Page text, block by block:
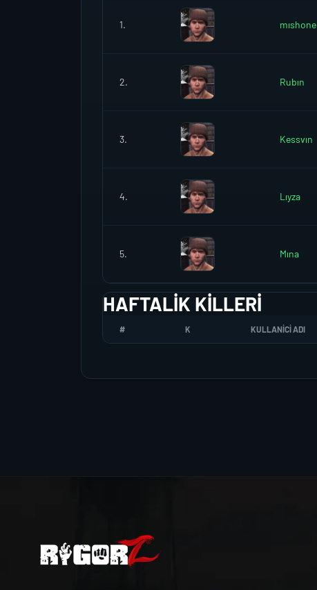
1. mıshone
2. Rubın
3. Kessvın
4. Lıyza
5. Mına
HAFTALIK KILLERI
# K KULLANICI ADI